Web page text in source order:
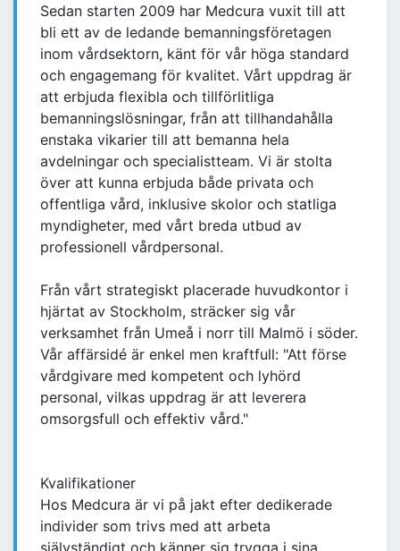
Sedan starten 2009 har Medcura vuxit till att
bli ett av de ledande bemanningsföretagen
inom vårdsektorn, känt för vår höga standard
och engagemang för kvalitet. Vårt uppdrag är
att erbjuda flexibla och tillförlitliga
bemanningslösningar, från att tillhandahålla
enstaka vikarier till att bemanna hela
avdelningar och specialistteam. Vi är stolta
över att kunna erbjuda både privata och
offentliga vård, inklusive skolor och statliga
myndigheter, med vårt breda utbud av
professionell vårdpersonal.
Från vårt strategiskt placerade huvudkontor i
hjärtat av Stockholm, sträcker sig vår
verksamhet från Umeå i norr till Malmö i söder.
Vår affärsidé är enkel men kraftfull: "Att förse
vårdgivare med kompetent och lyhörd
personal, vilkas uppdrag är att leverera
omsorgsfull och effektiv vård."
Kvalifikationer
Hos Medcura är vi på jakt efter dedikerade
individer som trivs med att arbeta